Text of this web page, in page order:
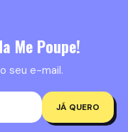
Me Poupe!
seu e-mail.
JÁ QUERO